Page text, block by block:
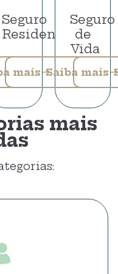
Seguro
Residencial
mais
Seguro
de
Vida
Saiba mais
mais